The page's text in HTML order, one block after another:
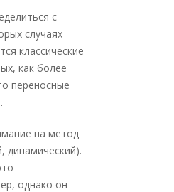
с
случаях
классические
как более
переносные
на метод
динамический).
однако он